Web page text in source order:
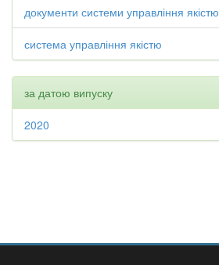
документи системи управління якістю
система управління якістю
за датою випуску
2020